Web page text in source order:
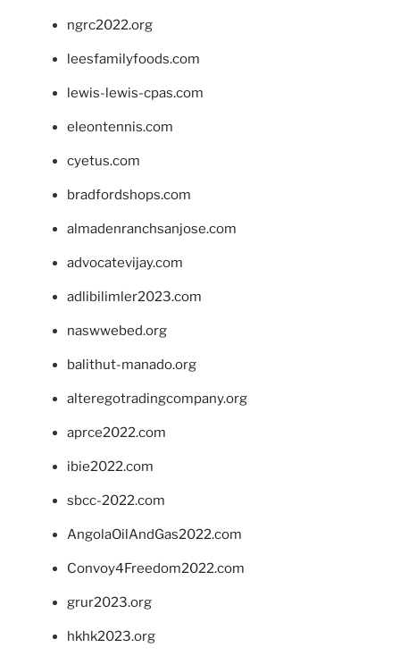
ngrc2022.org
leesfamilyfoods.com
lewis-lewis-cpas.com
eleontennis.com
cyetus.com
bradfordshops.com
almadenranchsanjose.com
advocatevijay.com
adlibilimler2023.com
naswwebed.org
balithut-manado.org
alteregotradingcompany.org
aprce2022.com
ibie2022.com
sbcc-2022.com
AngolaOilAndGas2022.com
Convoy4Freedom2022.com
grur2023.org
hkhk2023.org